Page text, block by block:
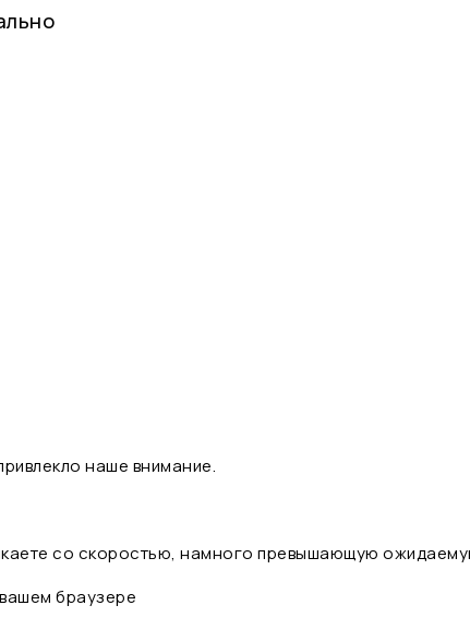
наше внимание.
со скоростью, намного превышающую
браузере